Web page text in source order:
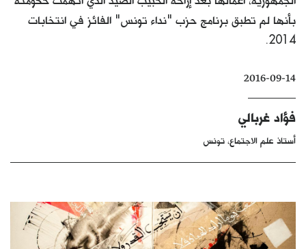
دفاتر
كتّابنا
الأرشيف
بأنها لم تطبق برنامج حزب "نداء تونس" الفائز في انتخابات
2014.
2016-09-14
فؤاد غربالي
أستاذ علم الاجتماع، تونس